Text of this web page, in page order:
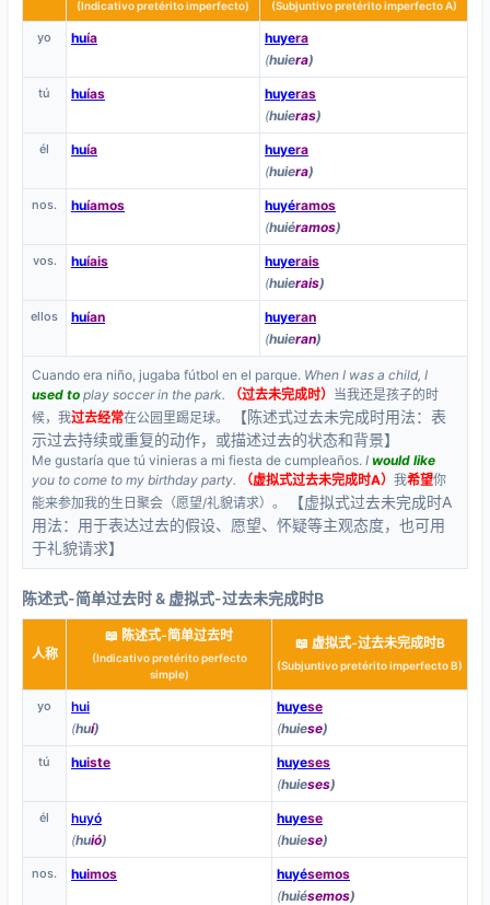
(Indicativo pretérito imperfecto) (Subjuntivo pretérito imperfecto A)
yo huía huyera
(huiera)
tú huías huyeras
(huieras)
él huía huyera
(huiera)
nos. huíamos huyéramos
(huiéramos)
vos. huíais huyerais
(huierais)
ellos huían huyeran
(huieran)
Cuando era niño, jugaba fútbol en el parque. When I was a child, I
used to play soccer in the park. （过去未完成时） 当我还是孩子的时
候，我过去经常在公园里踢足球。
【陈述式过去未完成时用法：表
示过去持续或重复的动作，或描述过去的状态和背景】
Me gustaría que tú vinieras a mi fiesta de cumpleaños. I would like
you to come to my birthday party.
（虚拟式过去未完成时A） 我希望你
能来参加我的生日聚会（愿望/礼貌请求）。
【虚拟式过去未完成时A
用法：用于表达过去的假设、愿望、怀疑等主观态度，也可用
于礼貌请求】
陈述式-简单过去时 & 虚拟式-过去未完成时B
人称
📖 陈述式-简单过去时
(Indicativo pretérito perfecto
simple)
📖 虚拟式-过去未完成时B
(Subjuntivo pretérito imperfecto B)
yo
hui
(huí)
huyese
(huiese)
tú huiste huyeses
(huieses)
él
huyó
(huió)
huyese
(huiese)
nos. huimos huyésemos
(huiésemos)